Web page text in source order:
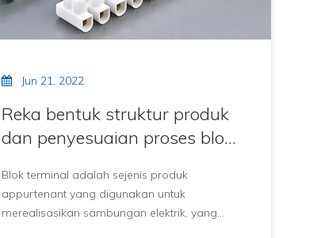
bahan mentah untuk pengikat kabel nilon
mengunci sendiri?Mari kita lihat sepintas lalu.
Jun 21, 2022
Reka bentuk struktur produk
dan penyesuaian proses blok
Blok terminal adalah sejenis produk
appurtenant yang digunakan untuk
merealisasikan sambungan elektrik, yang